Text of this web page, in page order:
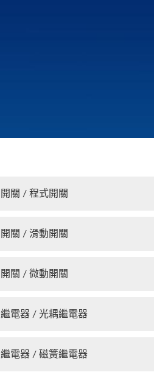
開關 / 程式開關
開關 / 滑動開關
開關 / 微動開關
繼電器 / 光耦繼電器
繼電器 / 磁簧繼電器